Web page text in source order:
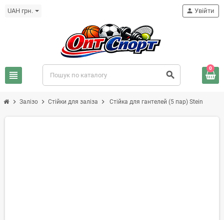
UAH грн.
view_headline search
person Увійти
0
chevron_right Залізо chevron_right Стійки для заліза chevron_right Стійка для гантелей (5 пар) Stein